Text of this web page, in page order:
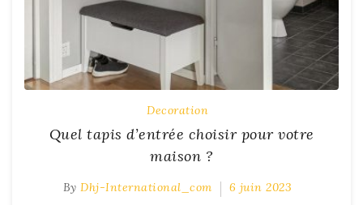
Decoration
Quel tapis d’entrée choisir pour votre
maison ?
By Dhj-International_com 6 juin 2023